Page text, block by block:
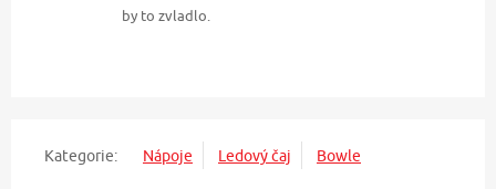
by to zvladlo.
Kategorie: Nápoje Ledový čaj Bowle